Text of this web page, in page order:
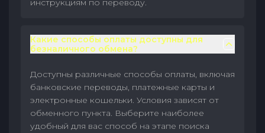
инструкциям по переводу.
Какие способы оплаты доступны для
безналичного обмена?
Доступны различные способы оплаты, включая
банковские переводы, платежные карты и
электронные кошельки. Условия зависят от
обменного пункта. Выберите наиболее
удобный для вас способ на этапе поиска